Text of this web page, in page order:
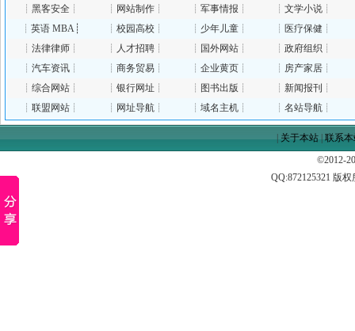
┊ 黑客安全 ┊ ┊ 网站制作 ┊ ┊ 军事情报 ┊ ┊ 文学小说 ┊
┊ 英语 MBA┊ ┊ 校园高校 ┊ ┊ 少年儿童 ┊ ┊ 医疗保健 ┊
┊ 法律律师┊ ┊ 人才招聘 ┊ ┊ 国外网站 ┊ ┊ 政府组织 ┊
┊ 汽车资讯┊ ┊ 商务贸易 ┊ ┊ 企业黄页 ┊ ┊ 房产家居 ┊
┊ 综合网站┊ ┊ 银行网址 ┊ ┊ 图书出版 ┊ ┊ 新闻报刊 ┊
┊ 联盟网站┊ ┊ 网址导航 ┊ ┊ 域名主机 ┊ ┊ 名站导航 ┊
|关于本站|联系
©2012-
QQ:872125321 版权